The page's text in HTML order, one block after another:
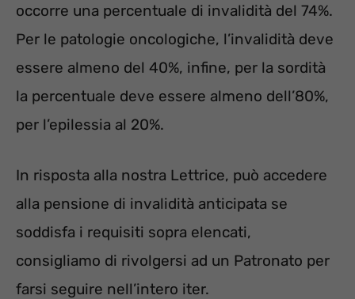
occorre una percentuale di invalidità del 74%.
Per le patologie oncologiche, l’invalidità deve
essere almeno del 40%, infine, per la sordità
la percentuale deve essere almeno dell’80%,
per l’epilessia al 20%.
In risposta alla nostra Lettrice, può accedere
alla pensione di invalidità anticipata se
soddisfa i requisiti sopra elencati,
consigliamo di rivolgersi ad un Patronato per
farsi seguire nell’intero iter.